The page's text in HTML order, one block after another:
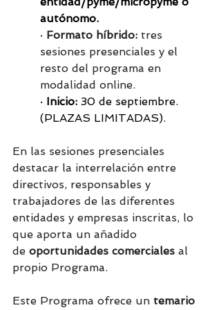
autónomo.
· Formato híbrido: tres
sesiones presenciales y el
resto del programa en
modalidad online.
· Inicio: 30 de septiembre.
(PLAZAS LIMITADAS).
En las sesiones presenciales
destacar la interrelación entre
directivos, responsables y
trabajadores de las diferentes
entidades y empresas inscritas, lo
que aporta un añadido
de oportunidades comerciales al
propio Programa.
Este Programa ofrece un temario